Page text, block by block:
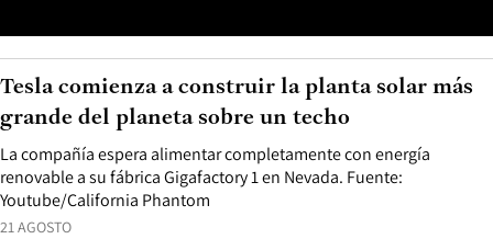
21 AGOSTO
La compañía espera alimentar completamente con energía
renovable a su fábrica Gigafactory 1 en Nevada. Fuente:
Youtube/California Phantom
Tesla comienza a construir la planta solar más
grande del planeta sobre un techo